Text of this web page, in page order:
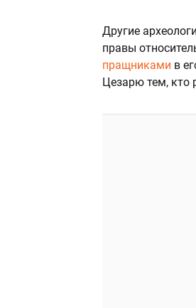
Другие
правы
пращниками в
Цезарю тем, кто